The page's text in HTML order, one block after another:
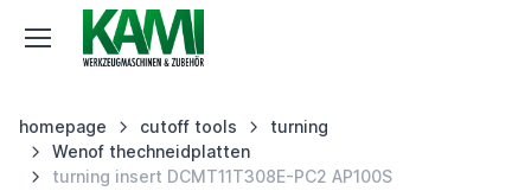
homepage cutoff tools
turning
Wenof thechneidplatten
turning insert DCMT11T308E-PC2 AP100S